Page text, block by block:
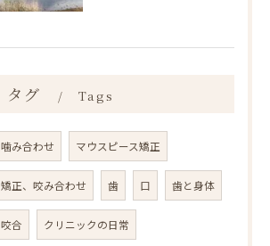
タグ Tags
噛み合わせ マウスピース矯正
矯正、咬み合わせ 歯 口 歯と身体
咬合 クリニックの日常